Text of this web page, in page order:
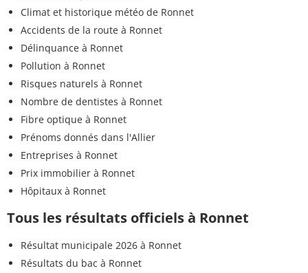
Climat et historique météo de Ronnet
Accidents de la route à Ronnet
Délinquance à Ronnet
Pollution à Ronnet
Risques naturels à Ronnet
Nombre de dentistes à Ronnet
Fibre optique à Ronnet
Prénoms donnés dans l'Allier
Entreprises à Ronnet
Prix immobilier à Ronnet
Hôpitaux à Ronnet
Tous les résultats officiels à Ronnet
Résultat municipale 2026 à Ronnet
Résultats du bac à Ronnet